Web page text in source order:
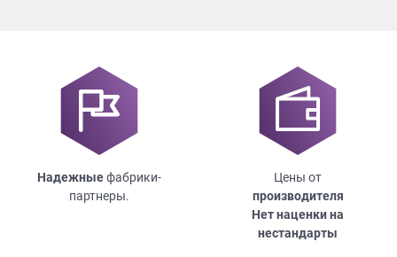
Надежныефабрики-
партнеры.
Цены от
производителя
Нет наценки на
нестандарты